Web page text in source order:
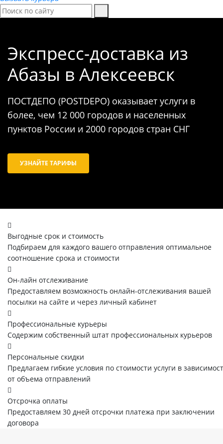
Экспресс-доставка из
Абазы в Алексеевск
ПОСТДЕПО (POSTDEPO) оказывает услуги в
более, чем 12 000 городов и населенных
пунктов России и 2000 городов стран СНГ
УЗНАЙТЕ ТАРИФЫ
Выгодные срок и стоимость
Подбираем для каждого вашего отправления оптимальное
соотношение срока и стоимости
Он-лайн отслеживание
Предоставляем возможность онлайн-отслеживания вашей
посылки на сайте и через личный кабинет
Профессиональные курьеры
Содержим собственный штат профессиональных курьеров
Персональные скидки
Предлагаем гибкие условия по стоимости услуги в
от объема отправлений
Отсрочка оплаты
Предоставляем 30 дней отсрочки платежа при заключении
договора